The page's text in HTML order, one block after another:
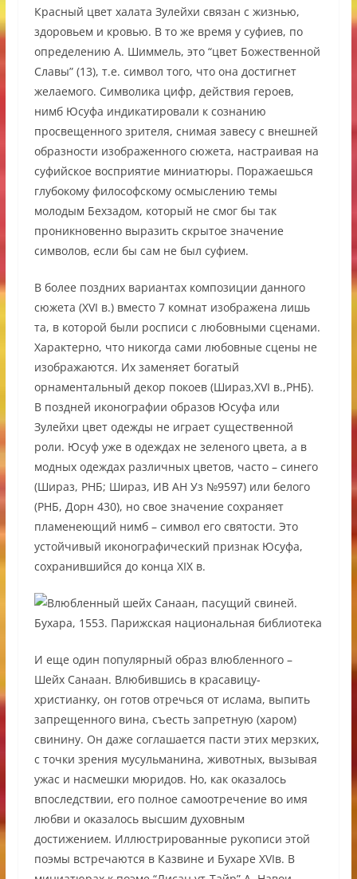
Красный цвет халата Зулейхи связан с жизнью,
здоровьем и кровью. В то же время у суфиев, по
определению А. Шиммель, это “цвет Божественной
Славы” (13), т.е. символ того, что она достигнет
желаемого. Символика цифр, действия героев,
нимб Юсуфа индикатировали к сознанию
просвещенного зрителя, снимая завесу с внешней
образности изображенного сюжета, настраивая на
суфийское восприятие миниатюры. Поражаешься
глубокому философскому осмыслению темы
молодым Бехзадом, который не смог бы так
проникновенно выразить скрытое значение
символов, если бы сам не был суфием.
В более поздних вариантах композиции данного
сюжета (ХVI в.) вместо 7 комнат изображена лишь
та, в которой были росписи с любовными сценами.
Характерно, что никогда сами любовные сцены не
изображаются. Их заменяет богатый
орнаментальный декор покоев (Шираз,XVI в.,РНБ).
В поздней иконографии образов Юсуфа или
Зулейхи цвет одежды не играет существенной
роли. Юсуф уже в одеждах не зеленого цвета, а в
модных одеждах различных цветов, часто – синего
(Шираз, РНБ; Шираз, ИВ АН Уз №9597) или белого
(РНБ, Дорн 430), но свое значение сохраняет
пламенеющий нимб – символ его святости. Это
устойчивый иконографический признак Юсуфа,
сохранившийся до конца XIX в.
И еще один популярный образ влюбленного –
Шейх Санаан. Влюбившись в красавицу-
христианку, он готов отречься от ислама, выпить
запрещенного вина, съесть запретную (харом)
свинину. Он даже соглашается пасти этих мерзких,
с точки зрения мусульманина, животных, вызывая
ужас и насмешки мюридов. Но, как оказалось
впоследствии, его полное самоотречение во имя
любви и оказалось высшим духовным
достижением. Иллюстрированные рукописи этой
поэмы встречаются в Казвине и Бухаре XVIв. В